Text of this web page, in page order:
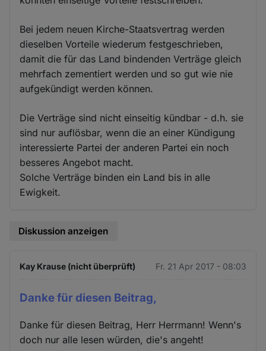
Bei jedem neuen Kirche-Staatsvertrag werden
dieselben Vorteile wiederum festgeschrieben,
damit die für das Land bindenden Verträge gleich
mehrfach zementiert werden und so gut wie nie
aufgekündigt werden können.
Die Verträge sind nicht einseitig kündbar - d.h. sie
sind nur auflösbar, wenn die an einer Kündigung
interessierte Partei der anderen Partei ein noch
besseres Angebot macht.
Solche Verträge binden ein Land bis in alle
Ewigkeit.
Diskussion anzeigen
Kay Krause (nicht überprüft) Fr. 21 Apr 2017 - 08:03
Danke für diesen Beitrag,
Danke für diesen Beitrag, Herr Herrmann! Wenn's
doch nur alle lesen würden, die's angeht!